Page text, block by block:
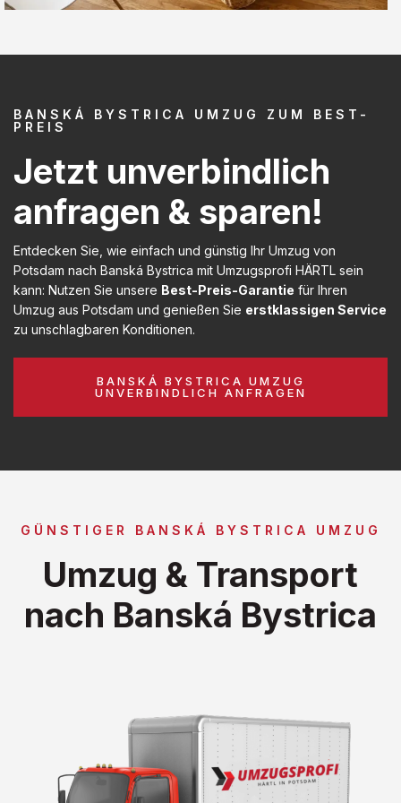
BANSKÁ BYSTRICA UMZUG ZUM BEST-
PREIS
Jetzt unverbindlich
anfragen & sparen!
Entdecken Sie, wie einfach und günstig Ihr Umzug von
Potsdam nach Banská Bystrica mit Umzugsprofi HÄRTL sein
kann: Nutzen Sie unsere Best-Preis-Garantie für Ihren
Umzug aus Potsdam und genießen Sie erstklassigen Service
zu unschlagbaren Konditionen.
BANSKÁ BYSTRICA UMZUG
UNVERBINDLICH ANFRAGEN
GÜNSTIGER BANSKÁ BYSTRICA UMZUG
Umzug & Transport
nach Banská Bystrica